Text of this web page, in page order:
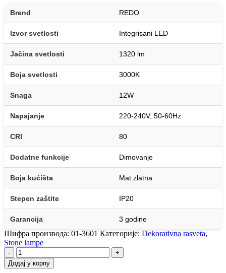
Brend REDO
Izvor svetlosti Integrisani LED
Jačina svetlosti 1320 lm
Boja svetlosti 3000K
Snaga 12W
Napajanje 220-240V, 50-60Hz
CRI 80
Dodatne funkcije Dimovanje
Boja kućišta Mat zlatna
Stepen zaštite IP20
Garancija 3 godine
Шифра производа: 01-3601 Категорије: Dekorativna rasveta,
Stone lampe
-
+
Додај у корпу